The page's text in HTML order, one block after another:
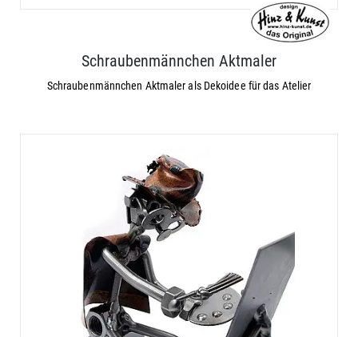
Schraubenmännchen Aktmaler
Schraubenmännchen Aktmaler als Dekoidee für das Atelier